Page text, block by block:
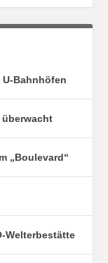
U-Bahnhöfen
„Boulevard“
Welterbestätte